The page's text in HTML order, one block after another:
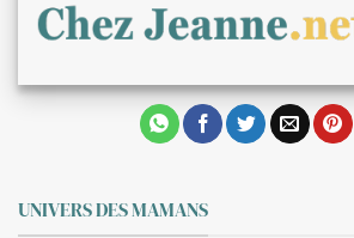
UNIVERS DES MAMANS